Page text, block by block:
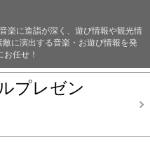
楽に造詣が深く、遊び情報や観光情
に演出する音楽・お遊び情報を発
任せ！
プレゼン